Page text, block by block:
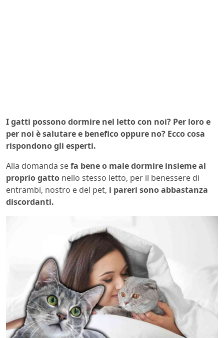
I gatti possono dormire nel letto con noi? Per loro e
per noi è salutare e benefico oppure no? Ecco cosa
rispondono gli esperti.
Alla domanda sefa bene o male dormire insieme al
proprio gatto nello stesso letto, per il benessere di
entrambi, nostro e del pet, i pareri sono abbastanza
discordanti.